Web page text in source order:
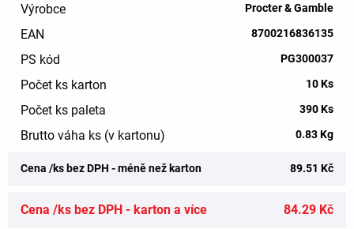
Výrobce Procter & Gamble
EAN 8700216836135
PS kód PG300037
Počet ks karton 10 Ks
Počet ks paleta 390 Ks
Brutto váha ks (v kartonu) 0.83 Kg
Cena /ks bez DPH - méně než karton 89.51 Kč
Cena /ks bez DPH - karton a více 84.29 Kč